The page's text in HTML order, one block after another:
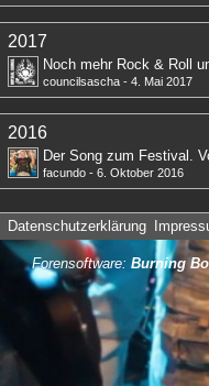
2017
councilsascha - 4. Mai 2017
2016
Der Song zum Festival.
facundo - 6. Oktober 2016
Datenschutzerklärung
Forensoftware: Burning